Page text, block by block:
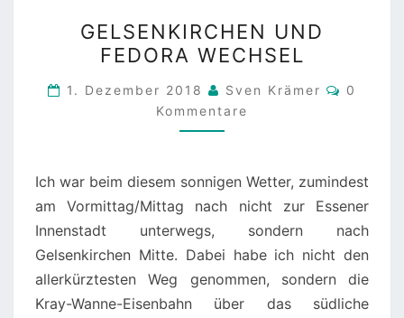
UND
FEDORA
WECHSEL
GELSENKIRCHEN UND
FEDORA WECHSEL
1. Dezember 2018 Sven Krämer
0
Kommentare
Ich war beim diesem sonnigen Wetter, zumindest
am Vormittag/Mittag nach nicht zur Essener
Innenstadt unterwegs, sondern nach
Gelsenkirchen Mitte. Dabei habe ich nicht den
allerkürztesten Weg genommen, sondern die
Kray-Wanne-Eisenbahn über das südliche